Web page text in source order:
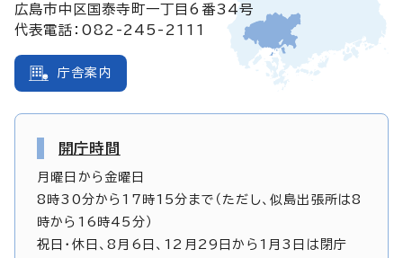
広島市中区国泰寺町一丁目6番34号
代表電話：082-245-2111
庁舎案内
開庁時間
月曜日から金曜日
8時30分から17時15分まで（ただし、似島出張所は8
時から16時45分）
祝日・休日、8月6日、12月29日から1月3日は閉庁